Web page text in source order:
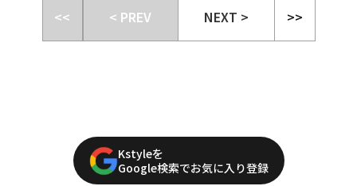
<< < PREV NEXT > >>
Kstyleを
Google検索でお気に入り登録